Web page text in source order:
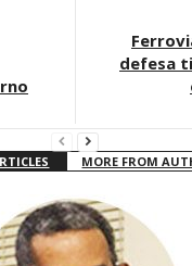
defesa
MORE FROM